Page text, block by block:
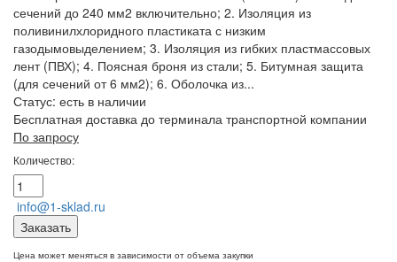
сечений до 240 мм2 включительно; 2. Изоляция из
поливинилхлоридного пластиката с низким
газодымовыделением; 3. Изоляция из гибких пластмассовых
лент (ПВХ); 4. Поясная броня из стали; 5. Битумная защита
(для сечений от 6 мм2); 6. Оболочка из...
Статус: есть в наличии
Бесплатная доставка до терминала транспортной компании
По запросу
Количество:
info@1-sklad.ru
Заказать
Цена может меняться в зависимости от объема закупки